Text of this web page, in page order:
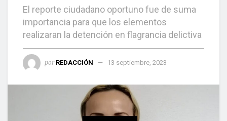
El reporte ciudadano oportuno fue de suma
importancia para que los elementos
realizaran la detención en flagrancia delictiva
por REDACCIÓN 13 septiembre, 2023